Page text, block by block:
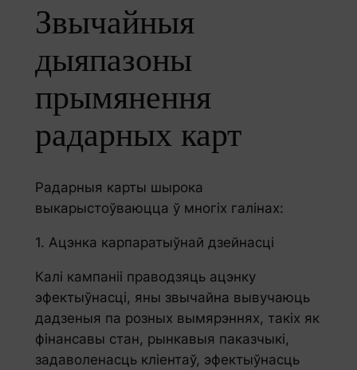
Звычайныя
дыяпазоны
прымянення
радарных карт
Радарныя карты шырока
выкарыстоўваюцца ў многіх галінах:
1. Ацэнка карпаратыўнай дзейнасці
Калі кампаніі праводзяць ацэнку
эфектыўнасці, яны звычайна вывучаюць
дадзеныя па розных вымярэннях, такіх як
фінансавы стан, рынкавыя паказчыкі,
задаволенасць кліентаў, эфектыўнасць